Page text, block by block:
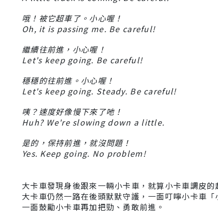
哦！被它超車了。小心喔！
Oh, it is passing me. Be careful!
繼續往前進，小心喔！
Let's keep going. Be careful!
穩穩的往前進。小心喔！
Let's keep going. Steady. Be careful!
咦？速度好像慢下來了吔！
Huh? We're slowing down a little.
是的，保持前進，就沒問題！
Yes. Keep going. No problem!
大卡車發現身後跟來一輛小卡車，就算小卡車調皮的
大卡車仍然一路在後頭默默守護，一面叮嚀小卡車「
一面鼓勵小卡車再加把勁、勇敢前進。